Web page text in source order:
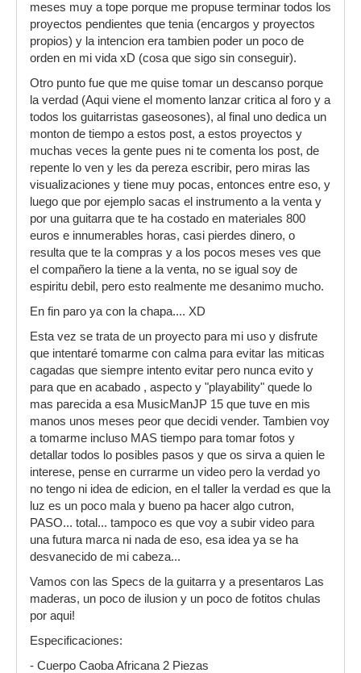
meses muy a tope porque me propuse terminar todos los
proyectos pendientes que tenia (encargos y proyectos
propios) y la intencion era tambien poder un poco de
orden en mi vida xD (cosa que sigo sin conseguir).
Otro punto fue que me quise tomar un descanso porque
la verdad (Aqui viene el momento lanzar critica al foro y a
todos los guitarristas gaseosones), al final uno dedica un
monton de tiempo a estos post, a estos proyectos y
muchas veces la gente pues ni te comenta los post, de
repente lo ven y les da pereza escribir, pero miras las
visualizaciones y tiene muy pocas, entonces entre eso, y
luego que por ejemplo sacas el instrumento a la venta y
por una guitarra que te ha costado en materiales 800
euros e innumerables horas, casi pierdes dinero, o
resulta que te la compras y a los pocos meses ves que
el compañero la tiene a la venta, no se igual soy de
espiritu debil, pero esto realmente me desanimo mucho.
En fin paro ya con la chapa.... XD
Esta vez se trata de un proyecto para mi uso y disfrute
que intentaré tomarme con calma para evitar las miticas
cagadas que siempre intento evitar pero nunca evito y
para que en acabado , aspecto y "playability" quede lo
mas parecida a esa MusicManJP 15 que tuve en mis
manos unos meses peor que decidi vender. Tambien voy
a tomarme incluso MAS tiempo para tomar fotos y
detallar todos lo posibles pasos y que os sirva a quien le
interese, pense en currarme un video pero la verdad yo
no tengo ni idea de edicion, en el taller la verdad es que la
luz es un poco mala y bueno pa hacer algo cutron,
PASO... total... tampoco es que voy a subir video para
una futura marca ni nada de eso, esa idea ya se ha
desvanecido de mi cabeza...
Vamos con las Specs de la guitarra y a presentaros Las
maderas, un poco de ilusion y un poco de fotitos chulas
por aqui!
Especificaciones:
- Cuerpo Caoba Africana 2 Piezas